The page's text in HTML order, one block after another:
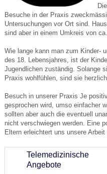
Besuche in der Praxis
Untersuchungen vor Ort sind.
sind aber in einem Umkreis von
Wie lange kann man zum Kinder-
des 18. Lebensjahres, ist der
Jugendlichen zuständig. Solange
Praxis wohlfühlen, sind sie
Besuch in unserer Praxis Je
gesprochen wird, umso einfacher
sollten aber auch die eventuell
nicht verschwiegen werden. Eine
Eltern erleichtert uns unsere Arbeit
Telemedizinische
Angebote